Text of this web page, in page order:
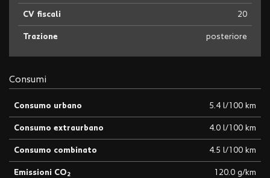
CV fiscali 20
Trazione posteriore
Consumi
Consumo urbano 5.4 l/100 km
Consumo extraurbano 4.0 l/100 km
Consumo combinato 4.5 l/100 km
Emissioni CO 2 120.0 g/km